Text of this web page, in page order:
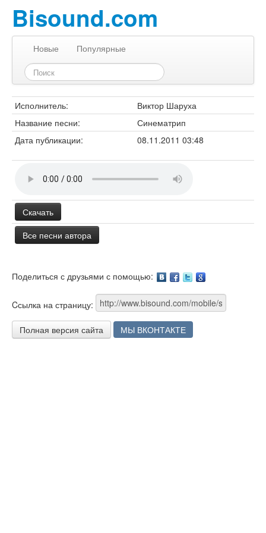
Bisound.com
Новые Популярные
Исполнитель:
Виктор Шаруха
Название песни:
Синематрип
Дата публикации:
08.11.2011 03:48
Скачать
Все песни автора
Поделиться с друзьями с помощью:
Cсылка на страницу:
Полная версия сайта МЫ ВКОНТАКТЕ